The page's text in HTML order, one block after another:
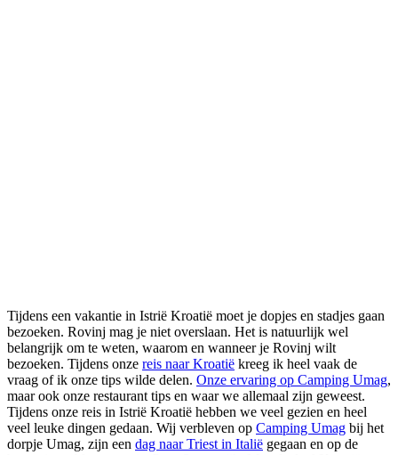
Tijdens een vakantie in Istrië Kroatië moet je dopjes en stadjes gaan
bezoeken. Rovinj mag je niet overslaan. Het is natuurlijk wel
belangrijk om te weten, waarom en wanneer je Rovinj wilt
bezoeken. Tijdens onze reis naar Kroatië kreeg ik heel vaak de
vraag of ik onze tips wilde delen. Onze ervaring op Camping Umag,
maar ook onze restaurant tips en waar we allemaal zijn geweest.
Tijdens onze reis in Istrië Kroatië hebben we veel gezien en heel
veel leuke dingen gedaan. Wij verbleven op Camping Umag bij het
dorpje Umag, zijn een dag naar Triest in Italië gegaan en op de